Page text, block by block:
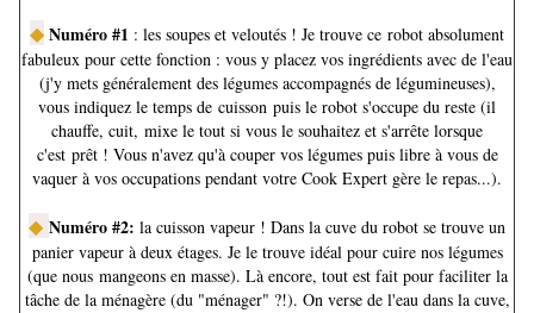
◆Numéro #1 : les soupes et veloutés ! Je trouve ce robot absolument
fabuleux pour cette fonction : vous y placez vos ingrédients avec de l'eau
(j'y mets généralement des légumes accompagnés de légumineuses),
vous indiquez le temps de cuisson puis le robot s'occupe du reste (il
chauffe, cuit, mixe le tout si vous le souhaitez et s'arrête lorsque
c'est prêt ! Vous n'avez qu'à couper vos légumes puis libre à vous de
vaquer à vos occupations pendant votre Cook Expert gère le repas...).
◆ Numéro #2: la cuisson vapeur ! Dans la cuve du robot se trouve un
panier vapeur à deux étages. Je le trouve idéal pour cuire nos légumes
(que nous mangeons en masse). Là encore, tout est fait pour faciliter la
tâche de la ménagère (du "ménager" ?!). On verse de l'eau dans la cuve,